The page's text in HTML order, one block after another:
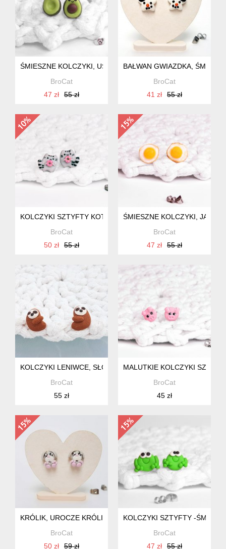
ŚMIESZNE KOLCZYKI, UŚMIECHNIĘTE AWOKADO
BroCat
47 zł
55 zł
BAŁWAN GWIAZDKA,
BroCat
41 zł
55 zł
KOLCZYKI SZTYFTY KOTEK Z DONUTEM
BroCat
50 zł
55 zł
ŚMIESZNE KOLCZYKI, JAJKO
BroCat
47 zł
55 zł
KOLCZYKI LENIWCE, SŁODKI LENIWIEC
BroCat
55 zł
MALUTKIE KOLCZYKI
BroCat
45 zł
KRÓLIK, UROCZE KRÓLICZKI KOLCZYKI
BroCat
50 zł
59 zł
KOLCZYKI SZTYFTY -
BroCat
47 zł
55 zł